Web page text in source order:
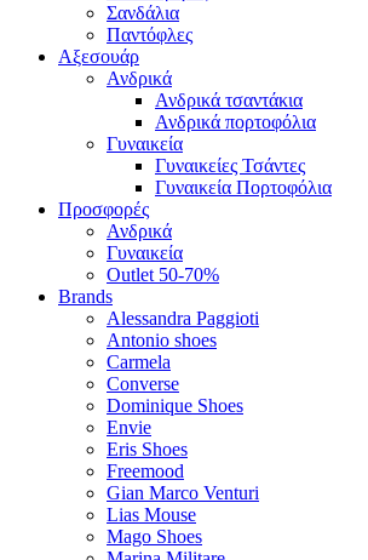
Σανδάλια
Παντόφλες
Αξεσουάρ
Ανδρικά
Ανδρικά τσαντάκια
Ανδρικά πορτοφόλια
Γυναικεία
Γυναικείες Τσάντες
Γυναικεία Πορτοφόλια
Προσφορές
Ανδρικά
Γυναικεία
Outlet 50-70%
Brands
Alessandra Paggioti
Antonio shoes
Carmela
Converse
Dominique Shoes
Envie
Eris Shoes
Freemood
Gian Marco Venturi
Lias Mouse
Mago Shoes